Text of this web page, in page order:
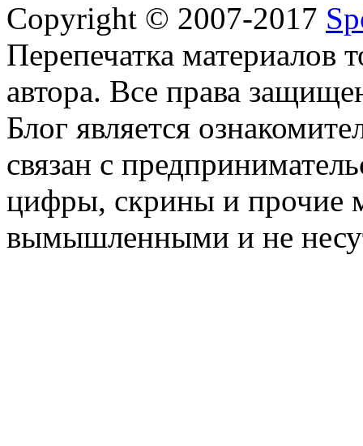
Copyright © 2007-2017
Перепечатка материалов
автора. Все права
Блог является
связан с
цифры, скрины и прочие
вымышленными и не